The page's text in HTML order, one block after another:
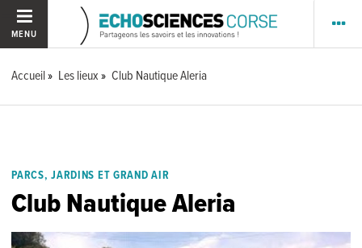
MENU
Accueil Les lieux Club Nautique Aleria
PARCS, JARDINS ET GRAND AIR
Club Nautique Aleria